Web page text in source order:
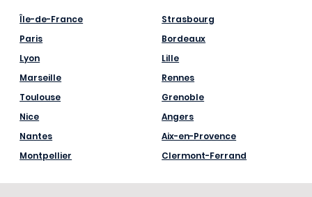
Île-de-France
Paris
Lyon
Marseille
Toulouse
Nice
Nantes
Montpellier
Strasbourg
Bordeaux
Lille
Rennes
Grenoble
Angers
Aix-en-Provence
Clermont-Ferrand